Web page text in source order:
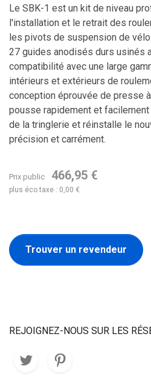
Le SBK-1 est un kit de niveau
l'installation et le retrait des
les pivots de suspension de
27 guides anodisés durs usinés
compatibilité avec une large
intérieurs et extérieurs de
conception éprouvée de presse
pousse rapidement et
de la tringlerie et réinstalle le
précision et carrément.
Prix public 466,95 €
plus éco taxe : 0,00 €
Trouver un revendeur
REJOIGNEZ-NOUS SUR LES